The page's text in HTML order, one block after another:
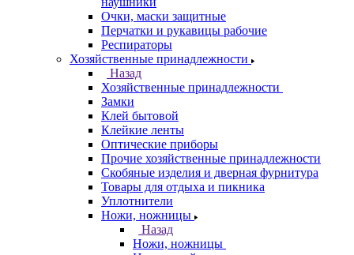
Очки, маски защитные
Перчатки и рукавицы рабочие
Респираторы
Хозяйственные принадлежности
Назад
Хозяйственные принадлежности
Замки
Клей бытовой
Клейкие ленты
Оптические приборы
Прочие хозяйственные принадлежности
Скобяные изделия и дверная фурнитура
Товары для отдыха и пикника
Уплотнители
Ножи, ножницы
Назад
Ножи, ножницы